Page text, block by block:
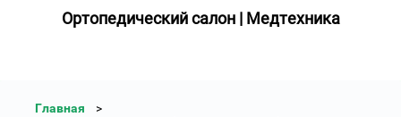
Ортопедический салон | Медтехника
Главная